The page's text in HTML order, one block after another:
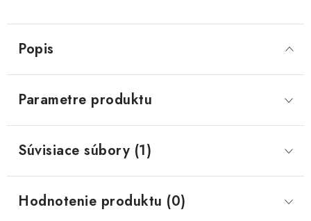
Popis
Parametre produktu
Súvisiace súbory (1)
Hodnotenie produktu (0)